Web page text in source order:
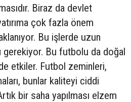
Biraz da devlet
çok fazla önem
Bu işlerde uzun
gerekiyor. Bu futbolu da doğal
etkiler. Futbol zeminleri,
bunlar kaliteyi ciddi
bir saha yapılması elzem